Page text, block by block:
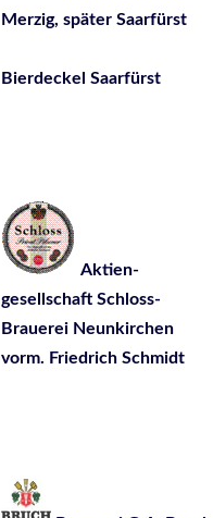
Merzig, später Saarfürst
Bierdeckel Saarfürst
Aktien-
gesellschaft Schloss-
Brauerei Neunkirchen
vorm. Friedrich Schmidt